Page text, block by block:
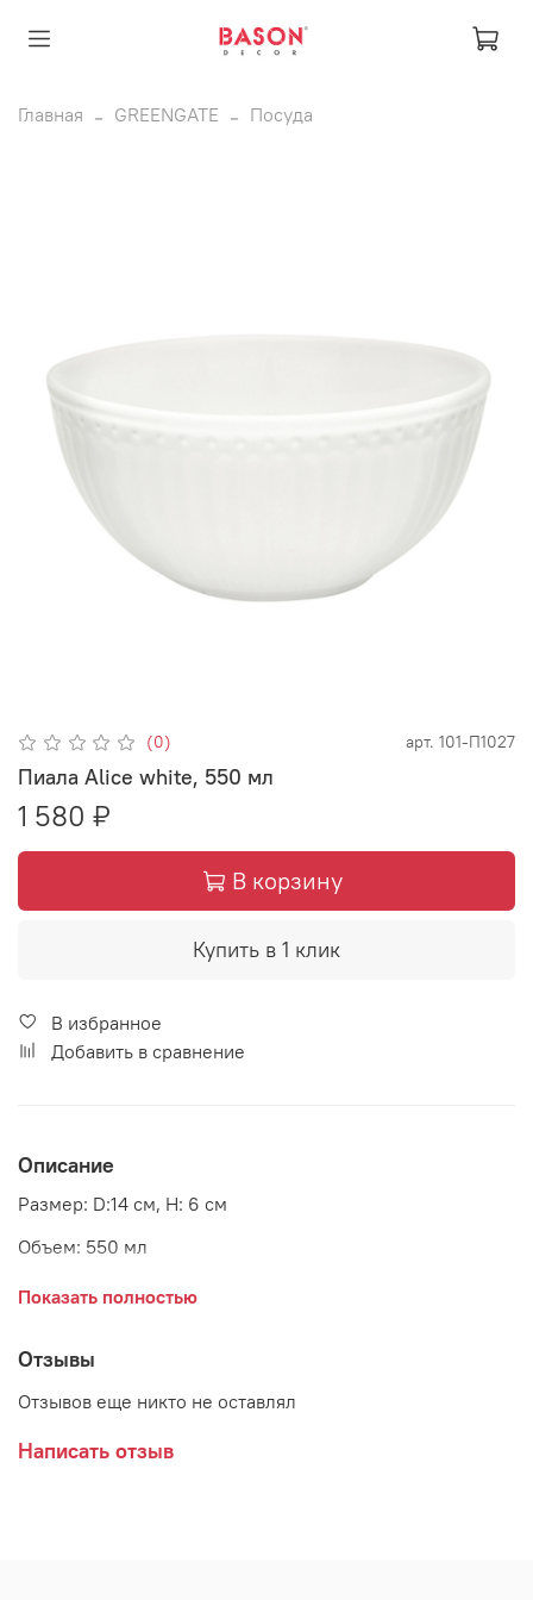
Главная GREENGATE Посуда
(0) арт. 101-П1027
Пиала Alice white, 550 мл
1 580 ₽
В корзину
Купить в 1 клик
В избранное
Добавить в сравнение
Описание
Размер: D:14 см, H: 6 см
Объем: 550 мл
Материал: керамика
Показать полностью
Отзывы
Отзывов еще никто не оставлял
Написать отзыв